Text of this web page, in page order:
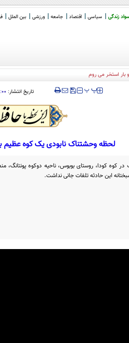
زندگی سیاسی اقتصاد جامعه ورزشی بین الملل
‍‍‍ پ پ تاریخ انتشار: ۰۷:۰۰ -
لحظه وحشتناک نابودی یک کوه عظیم
کوه کودا، روستای بوبوس، ناحیه دوکوه پونتانگ،
این حادثه تلفات جانی نداشت.